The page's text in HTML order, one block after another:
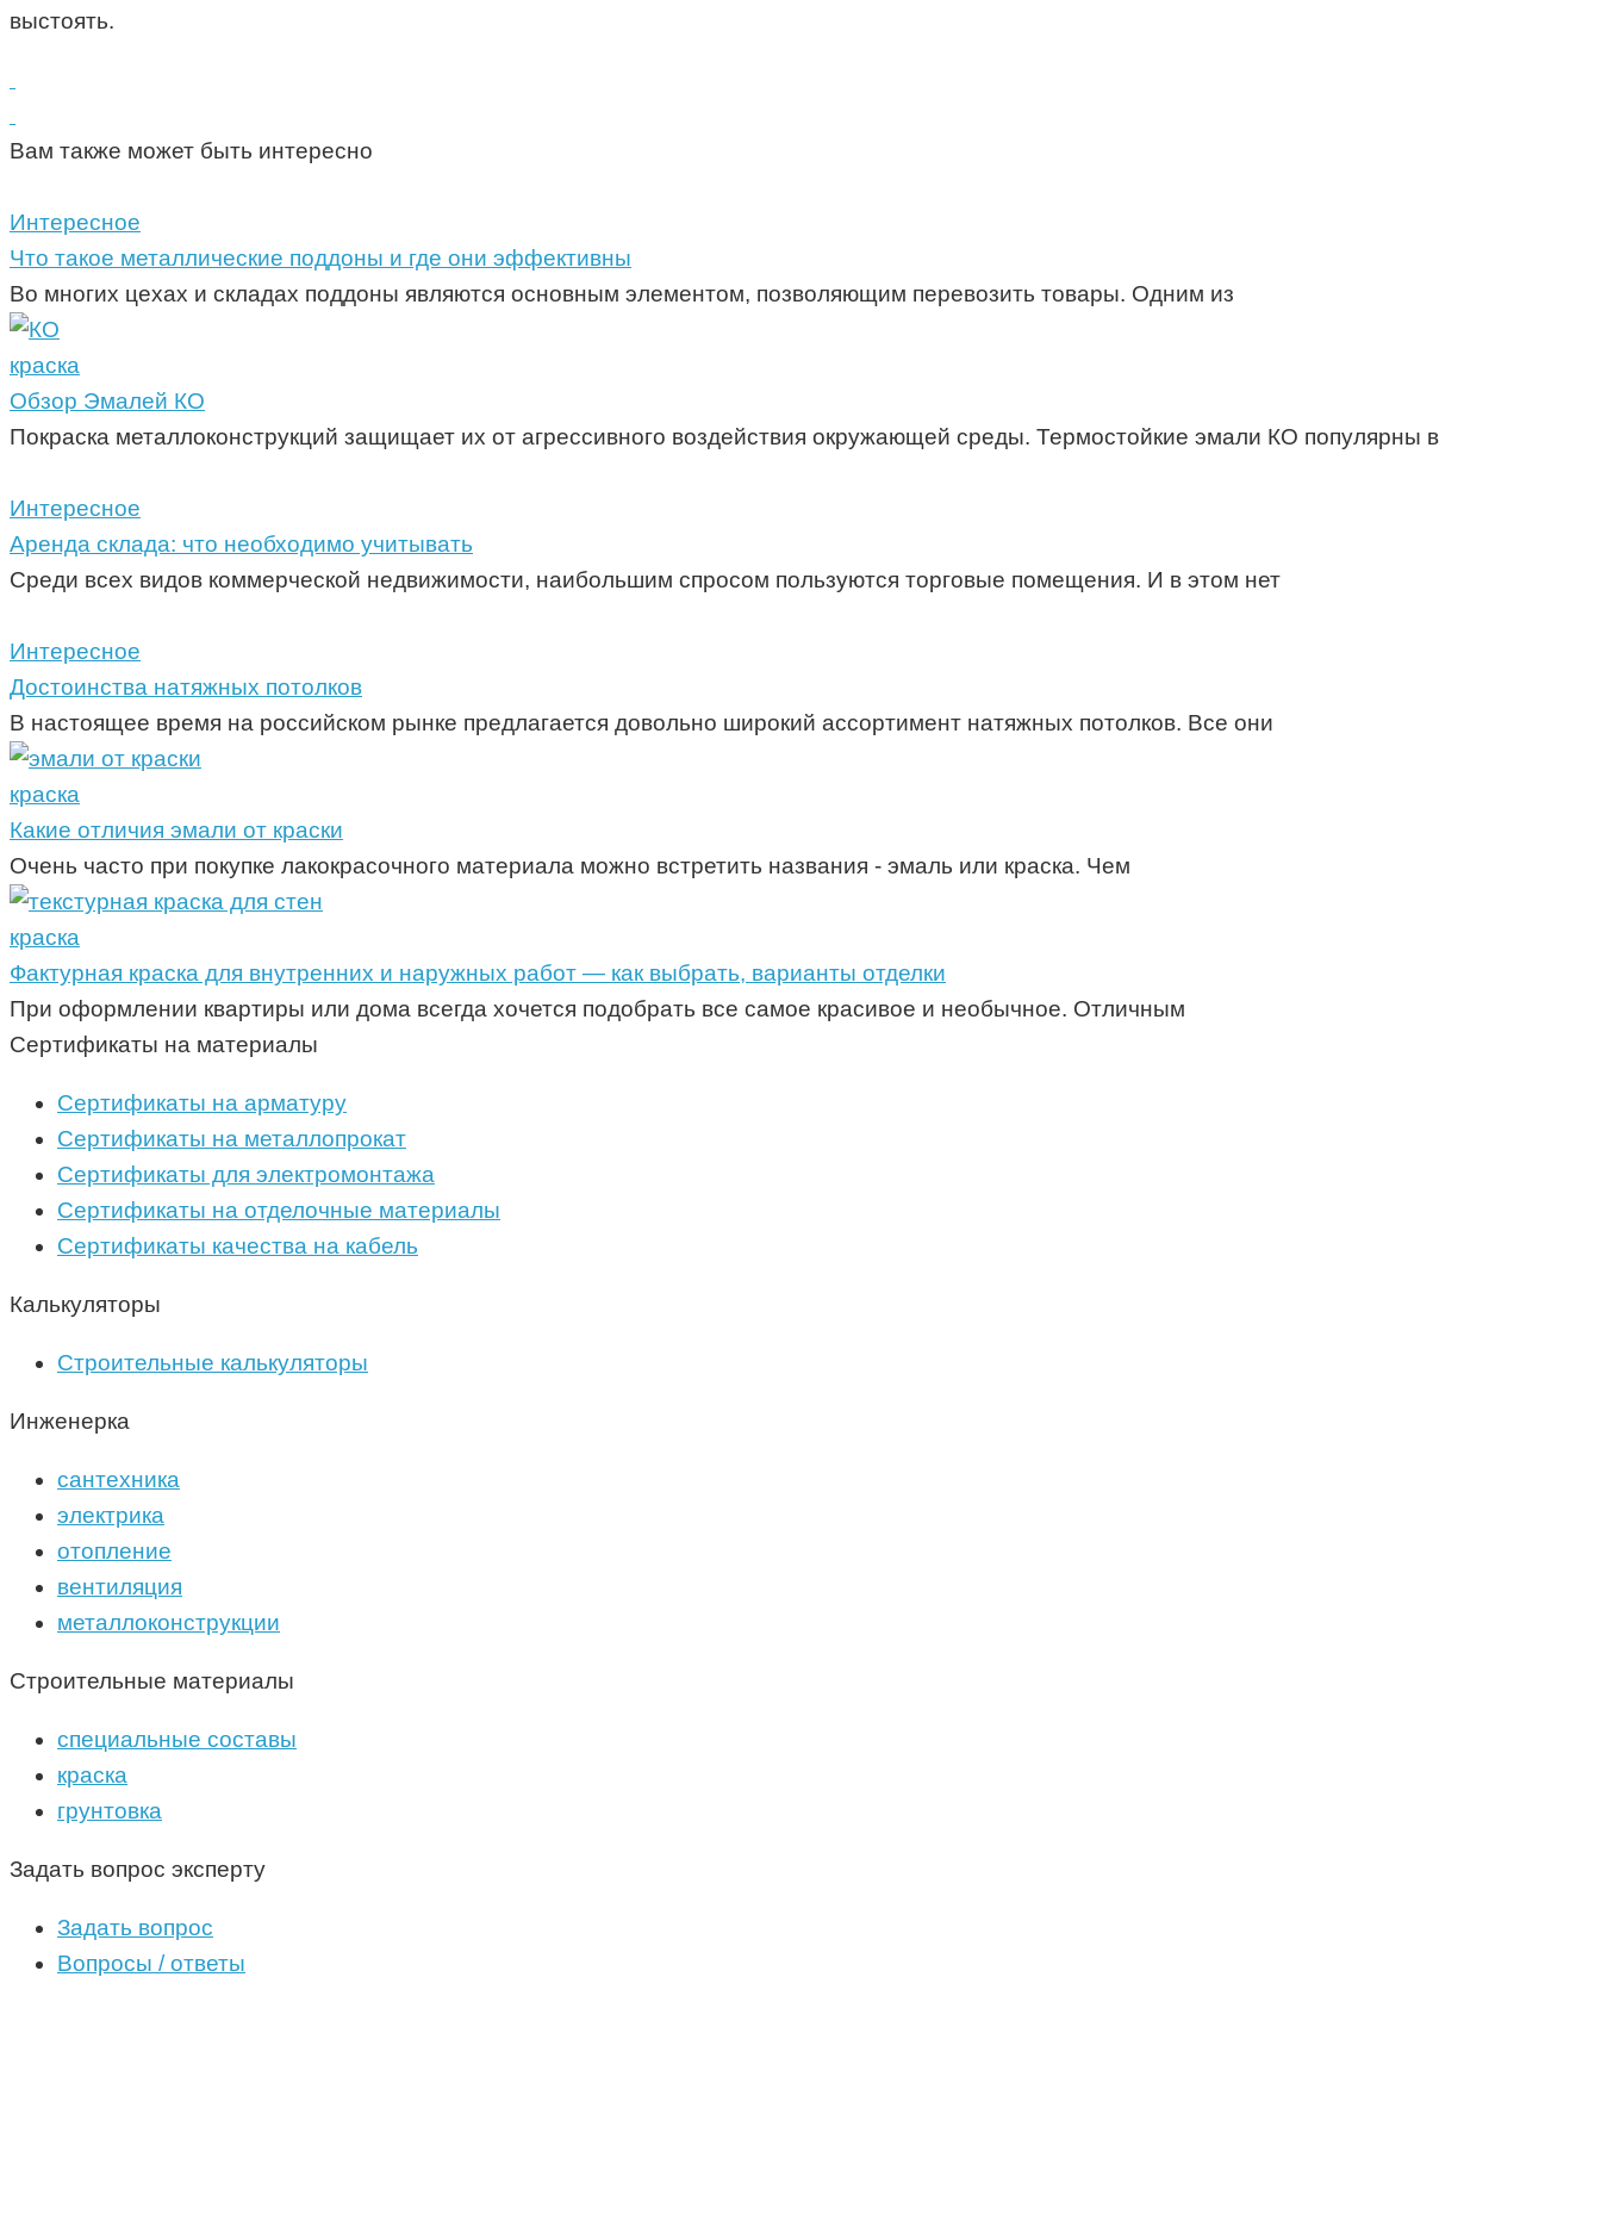
выстоять.
Вам также может быть интересно
Интересное
Что такое металлические поддоны и где они эффективны
Во многих цехах и складах поддоны являются основным элементом, позволяющим перевозить товары. Одним из
краска
Обзор Эмалей КО
Покраска металлоконструкций защищает их от агрессивного воздействия окружающей среды. Термостойкие эмали КО популярны в
Интересное
Аренда склада: что необходимо учитывать
Среди всех видов коммерческой недвижимости, наибольшим спросом пользуются торговые помещения. И в этом нет
Интересное
Достоинства натяжных потолков
В настоящее время на российском рынке предлагается довольно широкий ассортимент натяжных потолков. Все они
краска
Какие отличия эмали от краски
Очень часто при покупке лакокрасочного материала можно встретить названия - эмаль или краска. Чем
краска
Фактурная краска для внутренних и наружных работ — как выбрать, варианты отделки
При оформлении квартиры или дома всегда хочется подобрать все самое красивое и необычное. Отличным
Сертификаты на материалы
Сертификаты на арматуру
Сертификаты на металлопрокат
Сертификаты для электромонтажа
Сертификаты на отделочные материалы
Сертификаты качества на кабель
Калькуляторы
Строительные калькуляторы
Инженерка
сантехника
электрика
отопление
вентиляция
металлоконструкции
Строительные материалы
специальные составы
краска
грунтовка
Задать вопрос эксперту
Задать вопрос
Вопросы / ответы